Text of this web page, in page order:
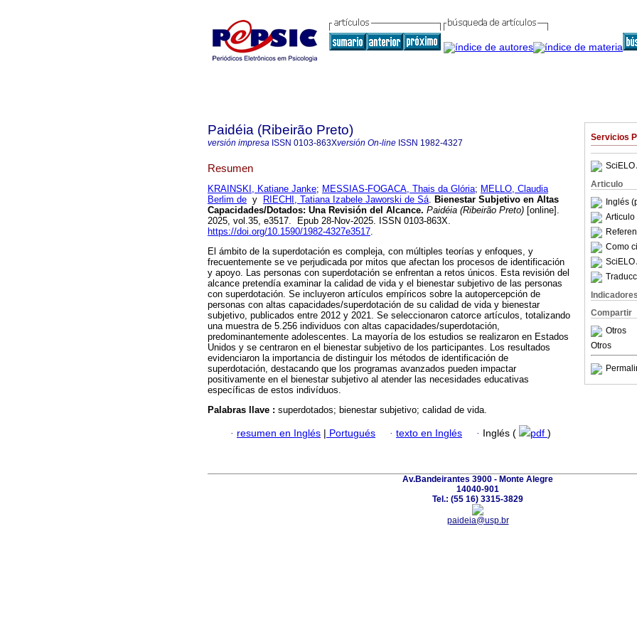
Servicios
SciELO
Articulo
Inglés
Articulo
Como
SciELO
Compartir
Otros
Otros
Paidéia (Ribeirão Preto)
versión impresa ISSN 0103-863Xversión On-line ISSN 1982-4327
Resumen
KRAINSKI, Katiane Janke; MESSIAS-FOGACA, Thais da Glória; MELLO, Claudia
Berlim de y RIECHI, Tatiana Izabele Jaworski de Sá. Bienestar Subjetivo en Altas
Capacidades/Dotados: Una Revisión del Alcance. Paidéia (Ribeirão Preto) [online].
2025, vol.35, e3517. Epub 28-Nov-2025. ISSN 0103-863X.
https://doi.org/10.1590/1982-4327e3517.
El ámbito de la superdotación es compleja, con múltiples teorías y enfoques, y
frecuentemente se ve perjudicada por mitos que afectan los procesos de identificación
y apoyo. Las personas con superdotación se enfrentan a retos únicos. Esta revisión del
alcance pretendía examinar la calidad de vida y el bienestar subjetivo de las personas
con superdotación. Se incluyeron artículos empíricos sobre la autopercepción de
personas con altas capacidades/superdotación de su calidad de vida y bienestar
subjetivo, publicados entre 2012 y 2021. Se seleccionaron catorce artículos, totalizando
una muestra de 5.256 individuos con altas capacidades/superdotación,
predominantemente adolescentes. La mayoría de los estudios se realizaron en Estados
Unidos y se centraron en el bienestar subjetivo de los participantes. Los resultados
evidenciaron la importancia de distinguir los métodos de identificación de
superdotación, destacando que los programas avanzados pueden impactar
positivamente en el bienestar subjetivo al atender las necesidades educativas
específicas de estos indivíduos.
Palabras llave : superdotados; bienestar subjetivo; calidad de vida.
· resumen en Inglés | Portugués · texto en Inglés · Inglés ( pdf )
Av.Bandeirantes 3900 - Monte Alegre
14040-901
Tel.: (55 16) 3315-3829
paideia@usp.br